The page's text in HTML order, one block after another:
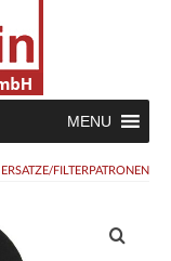
MENU
ERSATZE/FILTERPATRONEN